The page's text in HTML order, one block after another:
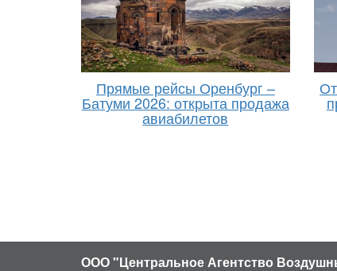
Прямые рейсы Оренбург –
Батуми 2026: открыта продажа
авиабилетов
ООО "Центральное Агентство